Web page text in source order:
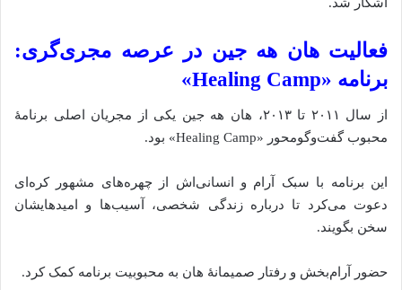
فعالیت هان هه جین در عرصه مجری‌گری:
برنامه «Healing Camp»
از سال ۲۰۱۱ تا ۲۰۱۳، هان هه جین یکی از مجریان اصلی برنامهٔ
محبوب گفت‌وگومحور «Healing Camp» بود.
این برنامه با سبک آرام و انسانی‌اش از چهره‌های مشهور کره‌ای
دعوت می‌کرد تا درباره زندگی شخصی، آسیب‌ها و امیدهایشان
سخن بگویند.
حضور آرام‌بخش و رفتار صمیمانهٔ هان به محبوبیت برنامه کمک کرد.